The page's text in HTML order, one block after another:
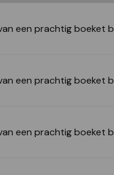
een prachtig boeket
een prachtig boeket
een prachtig boeket